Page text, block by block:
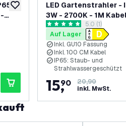
zur Wunschliste hinzufügen
-
öffnen
LED Gartenstrahler -
3W - 2700K - 1M
Anthrazit
5 Bewertungssterne
5.0 (1)
Auf Lager
Inkl. GU10 Fassung
Inkl. 100 CM Kabel
IP65: Staub- und
Strahlwassergeschützt
15,
90
20,90
inkl. MwSt.